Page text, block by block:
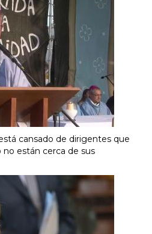
cansado de dirigentes que
no están cerca de sus